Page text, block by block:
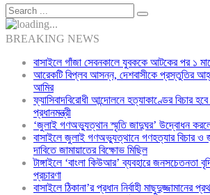
BREAKING NEWS
বাসাইলে গাঁজা সেবনকালে যুবককে আটকের পর ১
আরেকটি বিপ্লব আসন্ন, দেশবাসীকে প্রস্তুতির
আমির
ফ্যাসিবাদবিরোধী আন্দোলনে হত্যাকাণ্ডের বিচার
প্রধানমন্ত্রী
‘জুলাই গণঅভ্যুত্থান স্মৃতি জাদুঘর’ উদ্বোধন
বাসাইলে জুলাই গণঅভ্যুত্থানে গণহত্যার বিচার ও
দাবিতে জামায়াতের বিক্ষোভ মিছিল
টাঙ্গাইলে ‘বাংলা কিউআর’ ব্যবহারে জনসচেতনতা
প্রচারণা
বাসাইলে ঠিকানা’র প্রধান নির্বাহী মাছুদুজ্জামানের